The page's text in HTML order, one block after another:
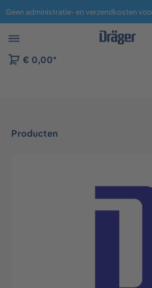
naar navigatie B2B-platform
€ 0,00*
Producten
Afbeeldingengalerij overslaan